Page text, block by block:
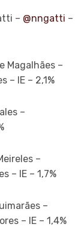
– @nngatti –
Magalhães –
– IE – 2,1%
–
–
– IE – 1,7%
–
– IE – 1,4%